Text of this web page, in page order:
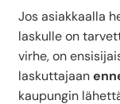
Jos asiakkaalla
laskulle on
virhe, on
laskuttajaan
kaupungin